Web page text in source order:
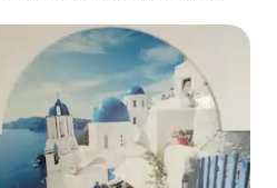
4 personnes avec vue sur